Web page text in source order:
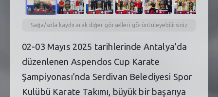
Sağa/sola kaydırarak diğer görselleri görüntüleyebilirsiniz
02-03 Mayıs 2025 tarihlerinde Antalya’da
düzenlenen Aspendos Cup Karate
Şampiyonası’nda Serdivan Belediyesi Spor
Kulübü Karate Takımı, büyük bir başarıya
PAZAR YERLERI